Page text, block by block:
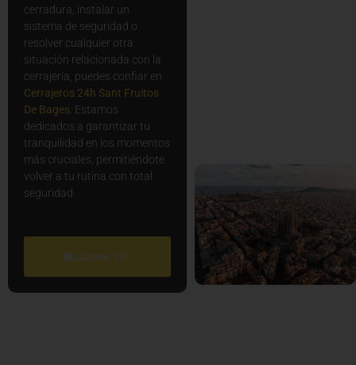
cerradura, instalar un
sistema de seguridad o
resolver cualquier otra
situación relacionada con la
cerrajería, puedes confiar en
Cerrajeros 24h Sant Fruitos
De Bages . Estamos
dedicados a garantizar tu
tranquilidad en los momentos
más cruciales, permitiéndote
volver a tu rutina con total
seguridad.
¡LLAMA YA!